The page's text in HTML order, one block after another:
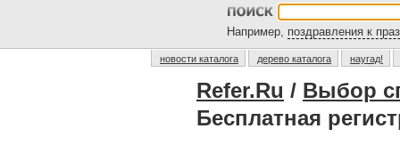
Например, поздравления к
новости каталога дерево каталога наугад!
Refer.Ru / Выбор
Бесплатная